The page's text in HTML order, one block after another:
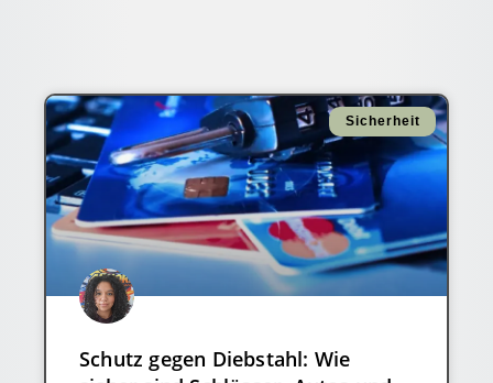
Sicherheit
Schutz gegen Diebstahl: Wie